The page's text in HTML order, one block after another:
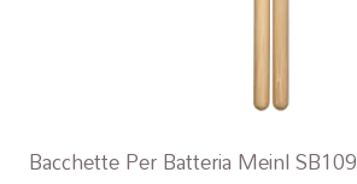
Bacchette Per Batteria Meinl SB109